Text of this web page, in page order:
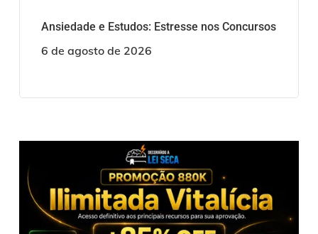
Ansiedade e Estudos: Estresse nos Concursos
6 de agosto de 2026